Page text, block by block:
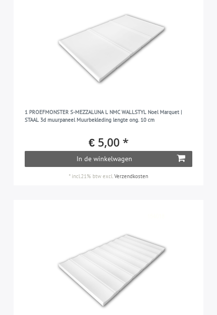
1 PROEFMONSTER S-MEZZALUNA L NMC WALLSTYL Noel Marquet |
STAAL 3d muurpaneel Muurbekleding lengte ong. 10 cm
€ 5,00 *
In de winkelwagen
* incl.21% btw excl.Verzendkosten